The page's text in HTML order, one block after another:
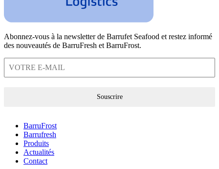
Abonnez-vous à la newsletter de Barrufet Seafood et restez informé
des nouveautés de BarruFresh et BarruFrost.
Souscrire
BarruFrost
Barrufresh
Produits
Actualités
Contact